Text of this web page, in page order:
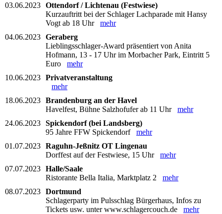
03.06.2023 Ottendorf / Lichtenau (Festwiese)
Kurzauftritt bei der Schlager Lachparade mit Hansy
Vogt ab 18 Uhr mehr
04.06.2023 Geraberg
Lieblingsschlager-Award präsentiert von Anita
Hofmann, 13 - 17 Uhr im Morbacher Park, Eintritt 5
Euro mehr
10.06.2023 Privatveranstaltung
mehr
18.06.2023 Brandenburg an der Havel
Havelfest, Bühne Salzhofufer ab 11 Uhr mehr
24.06.2023 Spickendorf (bei Landsberg)
95 Jahre FFW Spickendorf mehr
01.07.2023 Raguhn-Jeßnitz OT Lingenau
Dorffest auf der Festwiese, 15 Uhr mehr
07.07.2023 Halle/Saale
Ristorante Bella Italia, Marktplatz 2 mehr
08.07.2023 Dortmund
Schlagerparty im Pulsschlag Bürgerhaus, Infos zu
Tickets usw. unter www.schlagercouch.de mehr